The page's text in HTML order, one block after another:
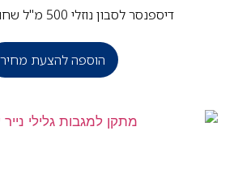
דיספנסר לסבון נוזלי 500 מ"ל שחור-אזל במלאי
הוספה להצעת מחיר